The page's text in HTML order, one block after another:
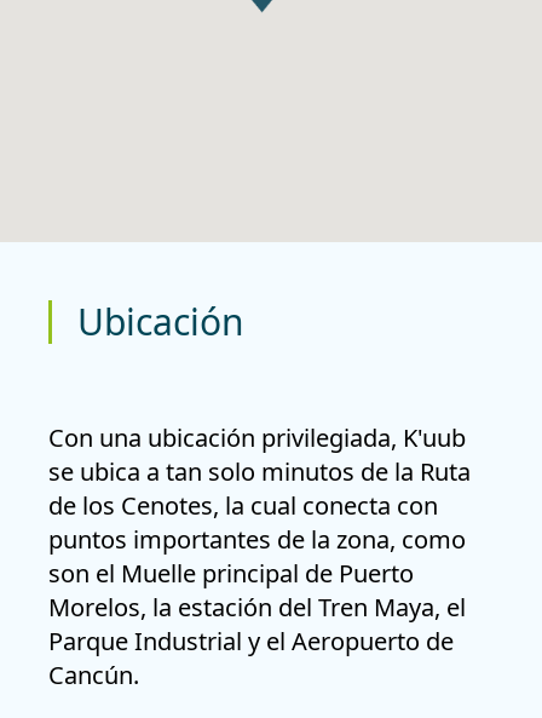
Ubicación
Con una ubicación privilegiada, K'uub
se ubica a tan solo minutos de la Ruta
de los Cenotes, la cual conecta con
puntos importantes de la zona, como
son el Muelle principal de Puerto
Morelos, la estación del Tren Maya, el
Parque Industrial y el Aeropuerto de
Cancún.